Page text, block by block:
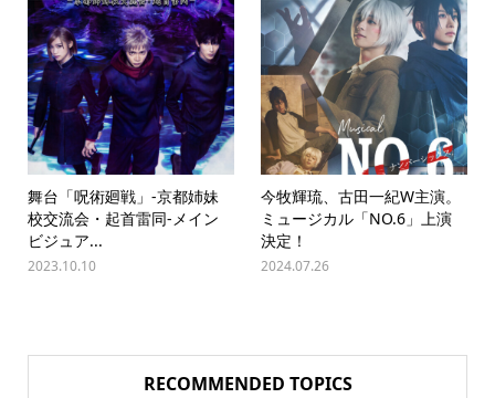
舞台「呪術廻戦」-京都姉妹
校交流会・起首雷同-メイン
ビジュア...
2023.10.10
今牧輝琉、古田一紀W主演。
ミュージカル「NO.6」上演
決定！
2024.07.26
RECOMMENDED TOPICS